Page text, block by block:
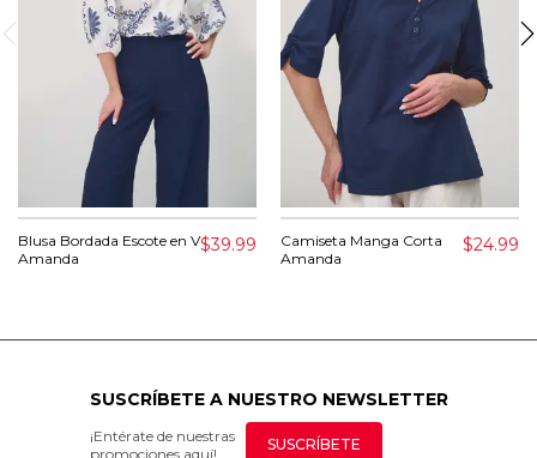
Blusa Bordada Escote en V
Amanda
$39.99
Camiseta Manga Corta
Amanda
$24.99
SUSCRÍBETE A NUESTRO NEWSLETTER
¡Entérate de nuestras
promociones aquí!
SUSCRÍBETE